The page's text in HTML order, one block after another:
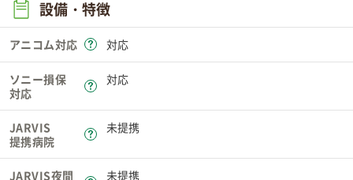
設備・特徴
アニコム対応 対応
ソニー損保
対応
対応
JARVIS
提携病院
未提携
JARVIS夜間
未提携